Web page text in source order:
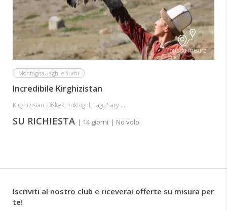
Tour su misura
Montagna, laghi e fiumi
Incredibile Kirghizistan
Kirghizistan: Biskek, Toktogul, Lago Sary ...
SU RICHIESTA | 14 giorni | No volo
Iscriviti al nostro club e riceverai offerte su misura per
te!